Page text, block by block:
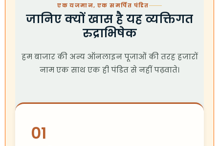
एक यजमान, एक समर्पित पंडित
जानिए क्यों खास है यह व्यक्तिगत
रुद्राभिषेक
हम बाजार की अन्य ऑनलाइन पूजाओं की तरह हजारों
नाम एक साथ एक ही पंडित से नहीं पढ़वाते।
01